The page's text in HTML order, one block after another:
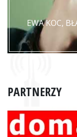
EWA KOC,
PARTNERZY